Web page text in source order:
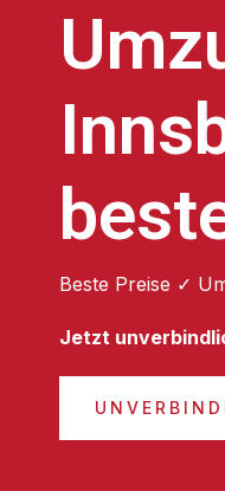
Beste Preise ✓
Jetzt